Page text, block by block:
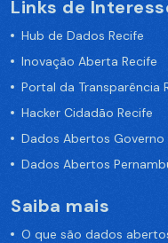
Links de
Hub de Dados Recife
Inovação Aberta Recife
Portal da Transparência
Hacker Cidadão Recife
Dados Abertos Governo
Dados Abertos
Saiba mais
O que são dados